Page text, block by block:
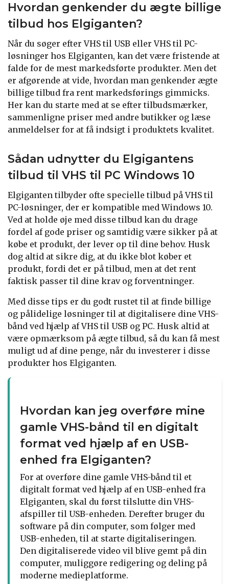
Hvordan genkender du ægte billige
tilbud hos Elgiganten?
Når du søger efter VHS til USB eller VHS til PC-
løsninger hos Elgiganten, kan det være fristende at
falde for de mest markedsførte produkter. Men det
er afgørende at vide, hvordan man genkender ægte
billige tilbud fra rent markedsførings gimmicks.
Her kan du starte med at se efter tilbudsmærker,
sammenligne priser med andre butikker og læse
anmeldelser for at få indsigt i produktets kvalitet.
Sådan udnytter du Elgigantens
tilbud til VHS til PC Windows 10
Elgiganten tilbyder ofte specielle tilbud på VHS til
PC-løsninger, der er kompatible med Windows 10.
Ved at holde øje med disse tilbud kan du drage
fordel af gode priser og samtidig være sikker på at
købe et produkt, der lever op til dine behov. Husk
dog altid at sikre dig, at du ikke blot køber et
produkt, fordi det er på tilbud, men at det rent
faktisk passer til dine krav og forventninger.
Med disse tips er du godt rustet til at finde billige
og pålidelige løsninger til at digitalisere dine VHS-
bånd ved hjælp af VHS til USB og PC. Husk altid at
være opmærksom på ægte tilbud, så du kan få mest
muligt ud af dine penge, når du investerer i disse
produkter hos Elgiganten.
Hvordan kan jeg overføre mine
gamle VHS-bånd til en digitalt
format ved hjælp af en USB-
enhed fra Elgiganten?
For at overføre dine gamle VHS-bånd til et
digitalt format ved hjælp af en USB-enhed fra
Elgiganten, skal du først tilslutte din VHS-
afspiller til USB-enheden. Derefter bruger du
software på din computer, som følger med
USB-enheden, til at starte digitaliseringen.
Den digitaliserede video vil blive gemt på din
computer, muliggøre redigering og deling på
moderne medieplatforme.